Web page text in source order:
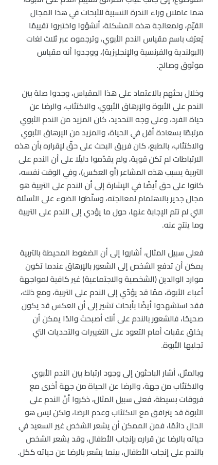
هما عاملان وراء الندرة النسبية للأبحاث في هذا المجال
القيّم، ولمعالجة هذه المشكلة، أنشؤوا واختبروا تقييمًا
يُعرَف باسم مقياس الندم الأبوي، وترجموه عبر ثلاث لغات
(البولندية والفرنسية والإنجليزية)، ووجدوا أنه مقياس
موثوق وصالح.
وخلال بحثهم بالاعتماد على هذا المقياس، وجدوا صلة بين
الندم على الأبوة والإرهاق الأبوي، والاكتئاب، والرضا عن
حياة الفرد، وعلى وجه التحديد، كان المزيد من الندم الأبوي
مرتبطًا بسعادة أقل في الحياة، والمزيد من الإرهاق الأبوي
والاكتئاب، بالطبع، كان فريق البحث على حقّ لإقراره بأن هذه
الارتباطات لم تكن قوية، ولم يقدّموا دليلًا على أن الندم على
التربية يسبب هذه المشاعر (أو العكس)، وفي الوقت نفسه،
كانوا على حق أيضًا في الإشارة إلى أن الندم على التربية هو
مجال جدير بالاهتمام لمعالجته، وسلّطوا الضوء على الأسئلة
التي لم تتم الإجابة عنها، حول ما يؤدي إلى الندم على التربية
وما ينتج عنه.
فعلى سبيل المثال، أشاروا إلى أن الضغوط المحيطة بالتربية
يمكن أن تدفع الشخص إلى الشعور بالإرهاق عندما تكون
موارد الوالدين (الشخصية والاجتماعية) غير كافية لمواجهة
أعباء الأبوة، ممّا قد يؤدّي إلى الندم على التربية، ومع ذلك،
فقد استشهدوا أيضًا بأبحاث تشير إلى أن العكس قد يكون
صحيحًا، فالشعور بالندم على أنك أصبحتَ والدًا يمكن أن
يخلق عقبات أمام التعود على التغييرات والتحديات التي
تجلبها الأبوة.
وبالمثل، أشار الباحثون إلى وجود ارتباط بين الندم الأبوي
والاكتئاب من جهة، والرضا عن الحياة من جهة أخرى مع
فروقات بسيطة، فعلى سبيل المثال، ذكروا أنّ الندم على
الأبوة قد يترافق مع الاكتئاب وعدم الرضا، ولكن ليس هو
الحال دائمًا، فمن الممكن أن يشعر الشخص غير السعيد في
حياته بالرضا عن قراره بإنجاب الأطفال، وقد يشعر الشخص
بالندم على إنجاب الأطفال، بينما يشعر بالرضا عن حياته ككل.